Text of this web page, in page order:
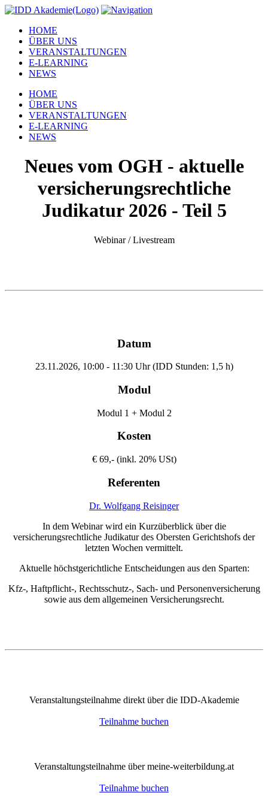
HOME
ÜBER UNS
VERANSTALTUNGEN
E-LEARNING
NEWS
HOME
ÜBER UNS
VERANSTALTUNGEN
E-LEARNING
NEWS
Neues vom OGH - aktuelle
versicherungsrechtliche
Judikatur 2026 - Teil 5
Webinar / Livestream
Datum
23.11.2026, 10:00 - 11:30 Uhr (IDD Stunden: 1,5 h)
Modul
Modul 1 + Modul 2
Kosten
€ 69,- (inkl. 20% USt)
Referenten
Dr. Wolfgang Reisinger
In dem Webinar wird ein Kurzüberblick über die
versicherungsrechtliche Judikatur des Obersten Gerichtshofs der
letzten Wochen vermittelt.
Aktuelle höchstgerichtliche Entscheidungen aus den Sparten:
Kfz-, Haftpflicht-, Rechtsschutz-, Sach- und Personenversicherung
sowie aus dem allgemeinen Versicherungsrecht.
Veranstaltungsteilnahme direkt über die IDD-Akademie
Teilnahme buchen
Veranstaltungsteilnahme über meine-weiterbildung.at
Teilnahme buchen